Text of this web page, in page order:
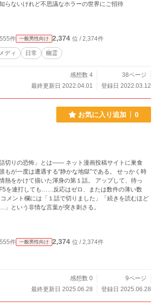
らないけれど不思議なホラーの世界にご招待
件 一般男性向け 2,374 位 / 2,374件
ディ 日常 幽霊
感想数 4
38ページ
最終更新日 2022.04.01
登録日 2022.03.12
お気に入り追加 0
話切りの恐怖」とは―― ネット漫画投稿サイトに巣食
もが一度は遭遇する“静かな地獄”である。 せっかく時
熱をかけて描いた渾身の第１話。 アップして、待っ
を連打しても……反応はゼロ、または数件の薄い数
メント欄には「１話で切りました」「続きを読むほど
」という非情な言葉が突き刺さる。
件 一般男性向け 2,374 位 / 2,374件
感想数 0
9ページ
最終更新日 2025.06.28
登録日 2025.06.28